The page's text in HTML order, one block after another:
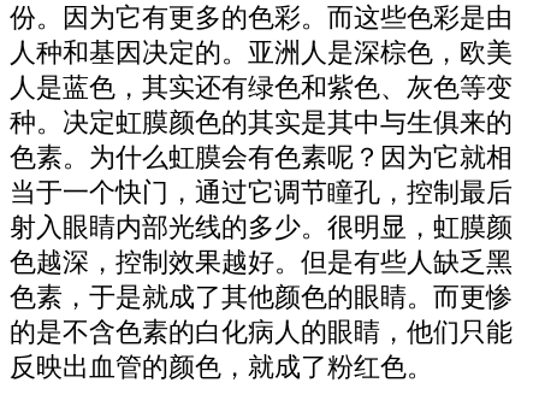
份。因为它有更多的色彩。而这些色彩是由
人种和基因决定的。亚洲人是深棕色，欧美
人是蓝色，其实还有绿色和紫色、灰色等变
种。决定虹膜颜色的其实是其中与生俱来的
色素。为什么虹膜会有色素呢？因为它就相
当于一个快门，通过它调节瞳孔，控制最后
射入眼睛内部光线的多少。很明显，虹膜颜
色越深，控制效果越好。但是有些人缺乏黑
色素，于是就成了其他颜色的眼睛。而更惨
的是不含色素的白化病人的眼睛，他们只能
反映出血管的颜色，就成了粉红色。